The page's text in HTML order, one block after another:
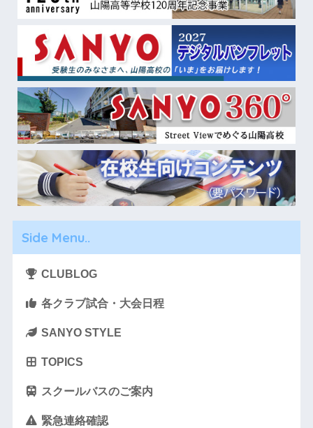
Side Menu..
CLUBLOG
各クラブ試合・大会日程
SANYO STYLE
TOPICS
スクールバスのご案内
緊急連絡確認